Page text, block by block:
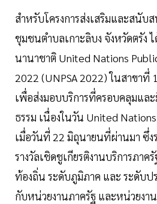
สำหรับโครงการส่งเสริมและสนั
ชุมชนตำบลเกาะลิบง จังหวัดตรัง ไ
นานาชาติ United Nations
2022 (UNPSA 2022) ในสาขาที่
เพื่อส่งมอบบริการที่ครอบคลุมแล
ธรรม เนื่องในวัน United
เมื่อวันที่ 22 มิถุนายนที่ผ่านมา ซึ่ง
รางวัลเชิดชูเกียรติงานบริการภา
ท้องถิ่น ระดับภูมิภาค และ ระดับป
กับหน่วยงานภาครัฐ และหน่วยงา